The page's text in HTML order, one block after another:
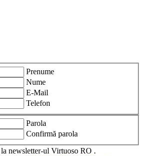
Prenume
Nume
E-Mail
Telefon
Parola
Confirmă parola
newsletter-ul Virtuoso RO .